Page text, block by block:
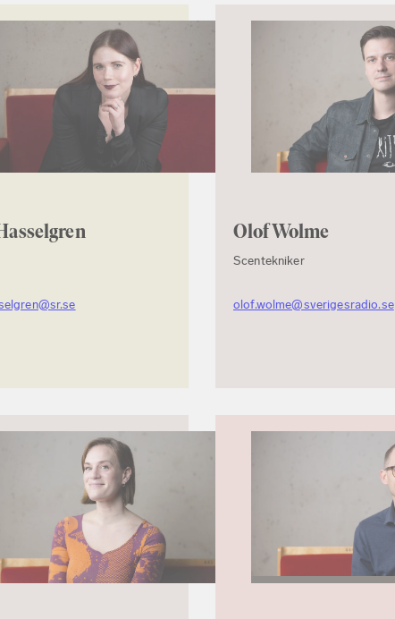
Olof Wolme
Scentekniker
olof.wolme@sverigesradio.se